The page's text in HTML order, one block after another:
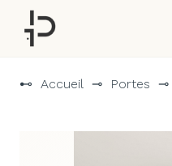
⊷ Accueil ⊸ Portes ⊸